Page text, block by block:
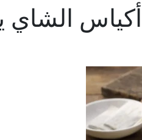
الشاي